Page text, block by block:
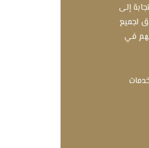
إلى
لجميع
في